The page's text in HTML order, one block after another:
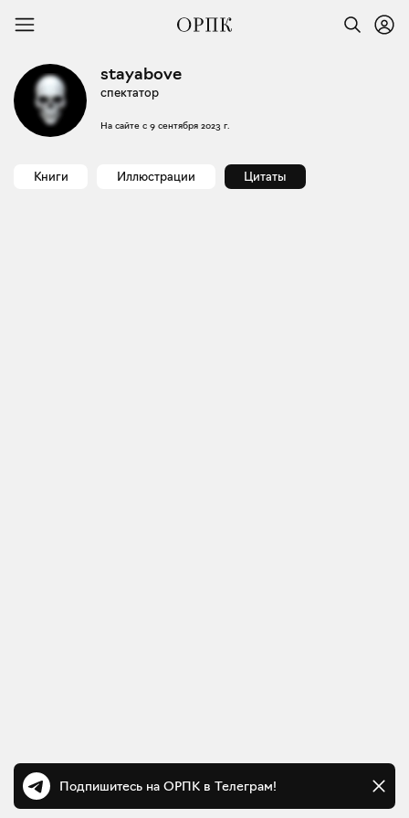
stayabove
спектатор
На сайте с 9 сентября 2023 г.
Книги Иллюстрации Цитаты
Подпишитесь на ОРПК в Телеграм!